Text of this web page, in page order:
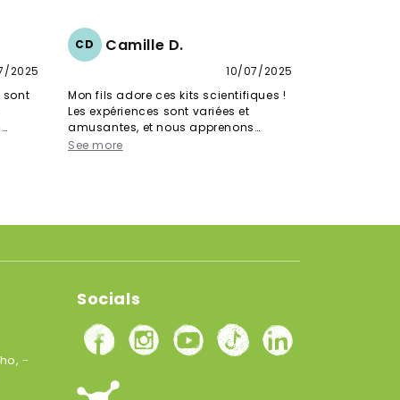
2025
sont
le
CD Camille D.
10/07/2025
Mon fils adore ces kits scientifiques !
Les expériences sont variées et
amusantes, et nous apprenons
beaucoup ensemble. C’est une
See more
-
Socials